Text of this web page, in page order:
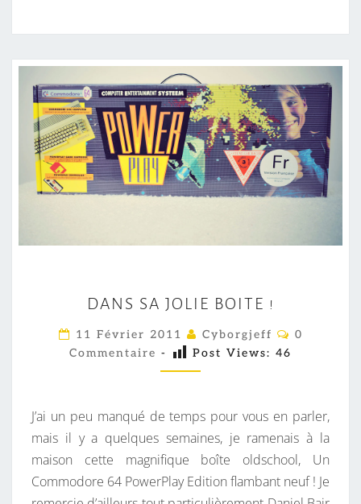
A
N
S
S
J
O
L
I
DANS SA JOLIE BOITE !
11 Février 2011 Cyborgjeff
C
M
A
I
E
0
Commentaire - Post Views: 46
J’ai un peu manqué de temps pour vous en parler,
mais il y a quelques semaines, je ramenais à la
maison cette magnifique boîte oldschool, Un
Commodore 64 PowerPlay Edition flambant neuf ! Je